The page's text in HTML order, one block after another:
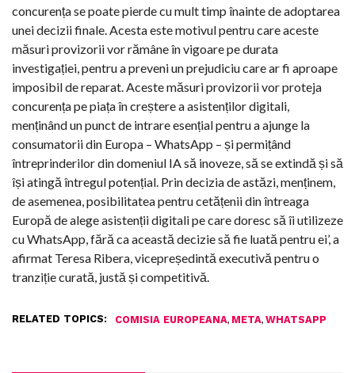
concurența se poate pierde cu mult timp înainte de adoptarea
unei decizii finale. Acesta este motivul pentru care aceste
măsuri provizorii vor rămâne în vigoare pe durata
investigației, pentru a preveni un prejudiciu care ar fi aproape
imposibil de reparat. Aceste măsuri provizorii vor proteja
concurența pe piața în creștere a asistenților digitali,
menținând un punct de intrare esențial pentru a ajunge la
consumatorii din Europa – WhatsApp – și permițând
întreprinderilor din domeniul IA să inoveze, să se extindă și să
își atingă întregul potențial. Prin decizia de astăzi, menținem,
de asemenea, posibilitatea pentru cetățenii din întreaga
Europă de alege asistenții digitali pe care doresc să îi utilizeze
cu WhatsApp, fără ca această decizie să fie luată pentru ei’, a
afirmat Teresa Ribera, vicepreședintă executivă pentru o
tranziție curată, justă și competitivă.
RELATED TOPICS: COMISIA EUROPEANA, META, WHATSAPP